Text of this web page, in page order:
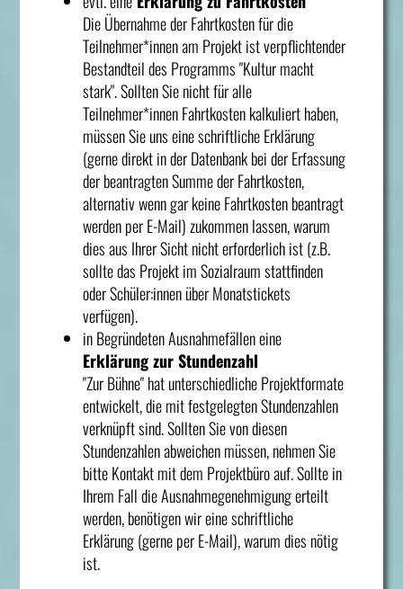
Die Übernahme der Fahrtkosten für die
Teilnehmer*innen am Projekt ist verpflichtender
Bestandteil des Programms "Kultur macht
stark". Sollten Sie nicht für alle
Teilnehmer*innen Fahrtkosten kalkuliert haben,
müssen Sie uns eine schriftliche Erklärung
(gerne direkt in der Datenbank bei der Erfassung
der beantragten Summe der Fahrtkosten,
alternativ wenn gar keine Fahrtkosten beantragt
werden per E-Mail) zukommen lassen, warum
dies aus Ihrer Sicht nicht erforderlich ist (z.B.
sollte das Projekt im Sozialraum stattfinden
oder Schüler:innen über Monatstickets
verfügen).
in Begründeten Ausnahmefällen eine
Erklärung zur Stundenzahl
"Zur Bühne" hat unterschiedliche Projektformate
entwickelt, die mit festgelegten Stundenzahlen
verknüpft sind. Sollten Sie von diesen
Stundenzahlen abweichen müssen, nehmen Sie
bitte Kontakt mit dem Projektbüro auf. Sollte in
Ihrem Fall die Ausnahmegenehmigung erteilt
werden, benötigen wir eine schriftliche
Erklärung (gerne per E-Mail), warum dies nötig
ist.